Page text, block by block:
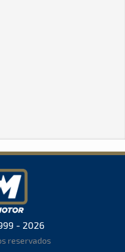
- 2026
reservados